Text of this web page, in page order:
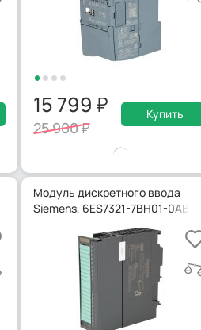
15 799
25 900
Купить
Модуль дискретного ввода
Siemens, 6ES7321-7BH01-0AB0